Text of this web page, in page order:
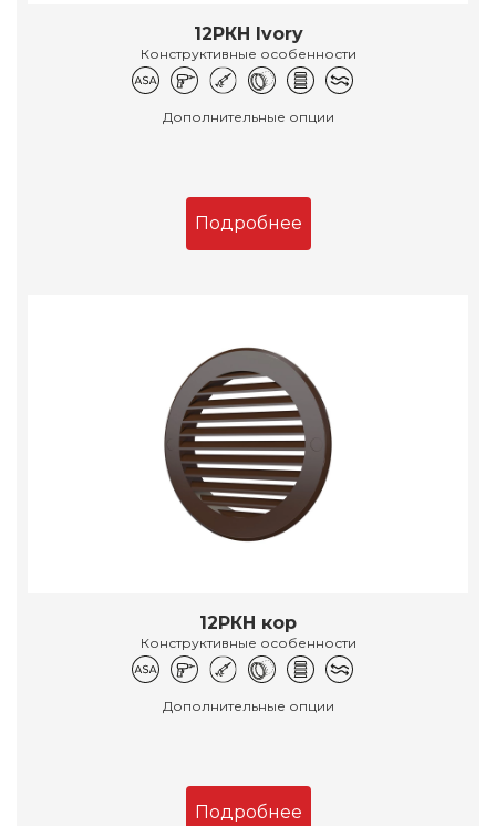
12РКН Ivory
Конструктивные особенности
Дополнительные опции
Подробнее
12РКН кор
Конструктивные особенности
Дополнительные опции
Подробнее